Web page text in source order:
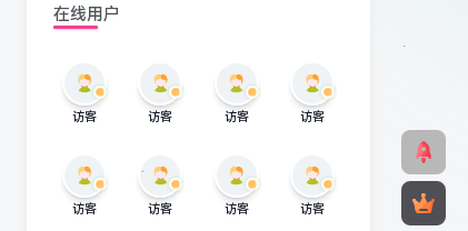
在线用户
访客 访客 访客 访客
访客 访客 访客 访客